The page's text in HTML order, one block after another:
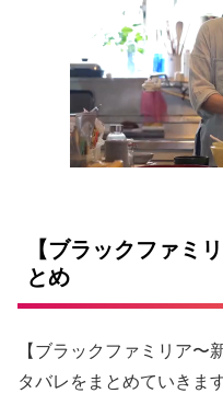
【ブラックファミ
とめ
【ブラックファミリア〜
タバレをまとめていきます